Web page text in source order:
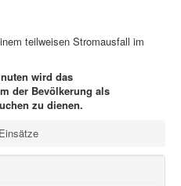
teilweisen Stromausfall im
wird das
der Bevölkerung als
zu dienen.
Einsätze